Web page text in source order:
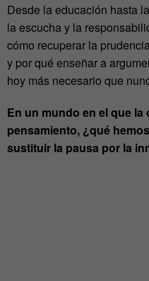
Desde la educación hasta
la escucha y la
cómo recuperar la
y por qué enseñar a
hoy más necesario que
En un mundo en el que
pensamiento, ¿qué
sustituir la pausa por la